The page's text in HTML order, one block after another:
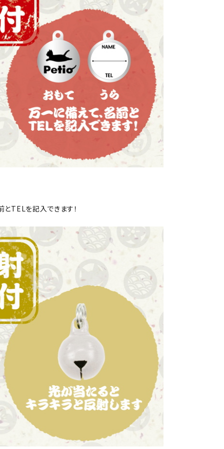
とTELを記入できます！